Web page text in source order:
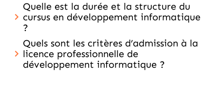
Quelle est la durée et la structure du
cursus en développement informatique
?
Quels sont les critères d’admission à la
licence professionnelle de
développement informatique ?